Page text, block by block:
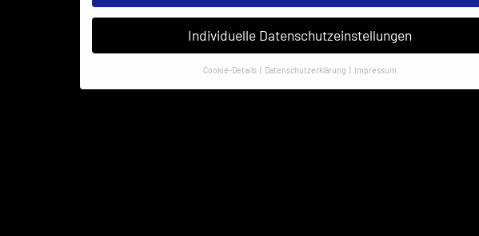
Individuelle Datenschutzeinstellungen
Cookie-Details Datenschutzerklärung Impressum
Datenschutzeinstellungen